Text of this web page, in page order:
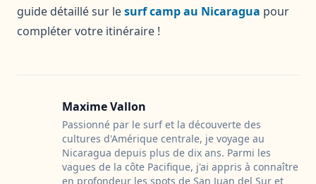
guide détaillé sur lesurf camp au Nicaragua pour
compléter votre itinéraire !
Maxime Vallon
Passionné par le surf et la découverte des
cultures d'Amérique centrale, je voyage au
Nicaragua depuis plus de dix ans. Parmi les
vagues de la côte Pacifique, j'ai appris à connaître
en profondeur les spots de San Juan del Sur et